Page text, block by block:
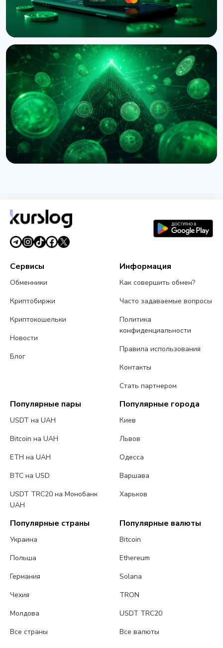
НОВОСТЬ
Western Union запустил Stablecard для
переводов в долларовом стейблкоине
6 августа 2026 г.5 мин чтения
5 августа 2026 г.5 мин чтения
Сервисы
Обменники
Криптобиржи
Криптокошельки
Новости
Блог
Информация
Как совершить обмен?
Часто задаваемые вопросы
Политика
конфиденциальности
Правила использования
Контакты
Стать партнером
Популярные пары
USDT на UAH
Bitcoin на UAH
ETH на UAH
BTC на USD
USDT TRC20 на Монобанк
UAH
Популярные города
Киев
Львов
Одесса
Варшава
Харьков
Популярные страны
Украина
Польша
Германия
Чехия
Молдова
Все страны
Популярные валюты
Bitcoin
Ethereum
Solana
TRON
USDT TRC20
Все валюты